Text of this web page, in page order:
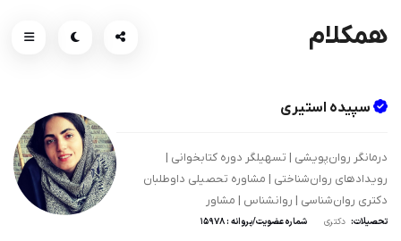
همکلام
سپیده استیری
درمانگر روان‌پویشی | تسهیلگر دوره کتابخوانی |
رویدادهای روان‌شناختی | مشاوره تحصیلی داوطلبان
دکتری روان‌شناسی | روانشناس | مشاور
تحصیلات: دکتری شماره عضویت/پروانه : 15978